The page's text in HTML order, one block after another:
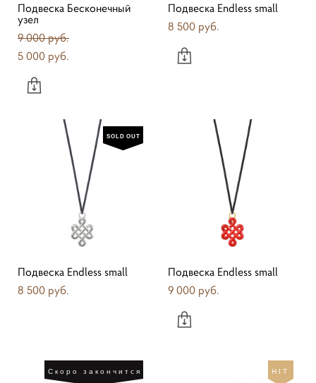
Подвеска Бесконечный
узел
9 000 pуб.
5 000 pуб.
Подвеска Endless small
8 500 pуб.
SOLD OUT
Подвеска Endless small
8 500 pуб.
Подвеска Endless small
9 000 pуб.
Скоро закончится HIT